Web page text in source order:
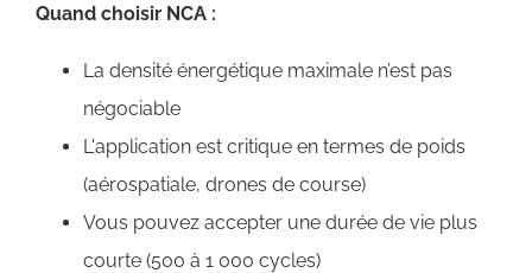
Quand choisir NCA :
La densité énergétique maximale n’est pas
négociable
L'application est critique en termes de poids
(aérospatiale, drones de course)
Vous pouvez accepter une durée de vie plus
courte (500 à 1 000 cycles)